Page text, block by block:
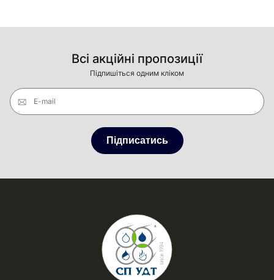
Всі акційні пропозиції
Підпишіться одним кліком
E-mail
Підписатись